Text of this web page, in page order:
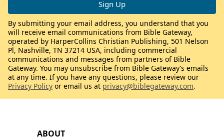
ABOUT
By submitting your email address, you understand that you
will receive email communications from Bible Gateway,
operated by HarperCollins Christian Publishing, 501 Nelson
Pl, Nashville, TN 37214 USA, including commercial
communications and messages from partners of Bible
Gateway. You may unsubscribe from Bible Gateway’s emails
at any time. If you have any questions, please review our
Privacy Policy or email us at privacy@biblegateway.com.